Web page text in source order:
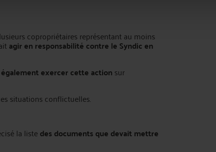
copropriétaires représentant au moins
agir en responsabilité contre le Syndic en
exercer cette action sur
situations conflictuelles.
la listedes documents que devait mettre